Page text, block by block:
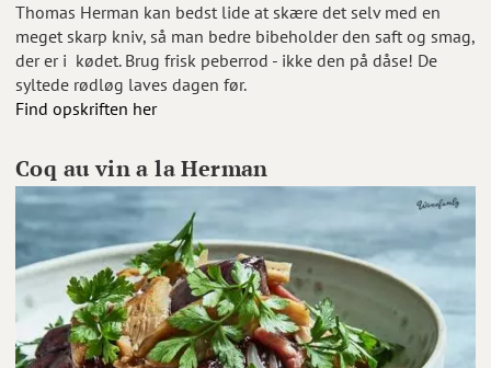
Thomas Herman kan bedst lide at skære det selv med en
meget skarp kniv, så man bedre bibeholder den saft og smag,
der er i kødet. Brug frisk peberrod - ikke den på dåse! De
syltede rødløg laves dagen før.
Find opskriften her
Coq au vin a la Herman